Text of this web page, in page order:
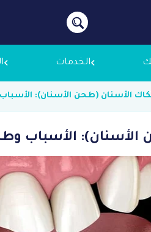
معلومات عنا
لماذا علاجك الطبية
سياسة التوظيف
الخدمات
الأسنان (طحن الأسنان):
الأسنان): الأسباب